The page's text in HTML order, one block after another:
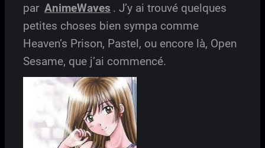
par AnimeWaves . J’y ai trouvé quelques
petites choses bien sympa comme
Heaven’s Prison, Pastel, ou encore là, Open
Sesame, que j’ai commencé.